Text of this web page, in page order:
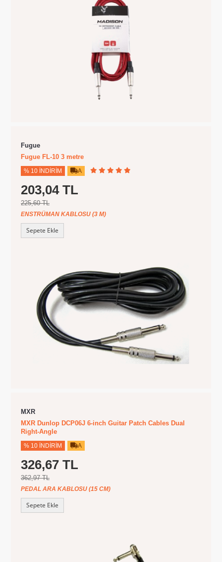
Fugue
Fugue FL-10 3 metre
% 10 İNDIRIM A
203,04 TL
225,60 TL
ENSTRÜMAN KABLOSU (3 M)
Sepete Ekle
MXR
MXR Dunlop DCP06J 6-inch Guitar Patch Cables Dual
Right-Angle
% 10 İNDIRIM A
326,67 TL
362,97 TL
PEDAL ARA KABLOSU (15 CM)
Sepete Ekle